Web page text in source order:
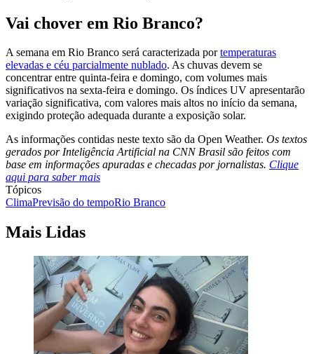
Vai chover em Rio Branco?
A semana em Rio Branco será caracterizada portemperaturas
elevadas e céu parcialmente nublado. As chuvas devem se
concentrar entre quinta-feira e domingo, com volumes mais
significativos na sexta-feira e domingo. Os índices UV apresentarão
variação significativa, com valores mais altos no início da semana,
exigindo proteção adequada durante a exposição solar.
As informações contidas neste texto são da Open Weather. Os textos
gerados por Inteligência Artificial na CNN Brasil são feitos com
base em informações apuradas e checadas por jornalistas. Clique
aqui para saber mais
Tópicos
ClimaPrevisão do tempoRio Branco
Mais Lidas